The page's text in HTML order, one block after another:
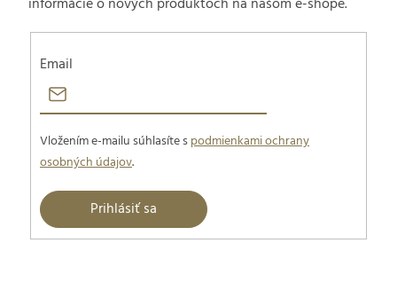
Email
Vložením e-mailu súhlasíte spodmienkami ochrany
osobných údajov.
Prihlásiť sa